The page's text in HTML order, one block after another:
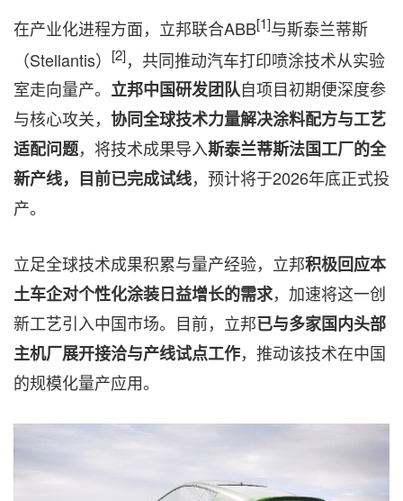
在产业化进程方面，立邦联合ABB[1]与斯泰兰蒂斯
（Stellantis）
[2]，共同推动汽车打印喷涂技术从实验
室走向量产。 立邦中国研发团队自项目初期便深度参
与核心攻关， 协同全球技术力量解决涂料配方与工艺
适配问题，将技术成果导入斯泰兰蒂斯法国工厂的全
新产线，目前已完成试线，预计将于2026年底正式投
产。
立足全球技术成果积累与量产经验，立邦积极回应本
土车企对个性化涂装日益增长的需求，加速将这一创
新工艺引入中国市场。目前，立邦已与多家国内头部
主机厂展开接洽与产线试点工作，推动该技术在中国
的规模化量产应用。